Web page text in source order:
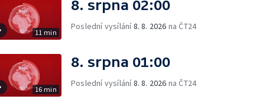
11 min
8. srpna 02:00
Poslední vysílání8. 8. 2026 na ČT24
16 min
8. srpna 01:00
Poslední vysílání8. 8. 2026 na ČT24